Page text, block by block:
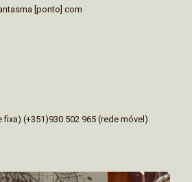
[ponto] com
fixa) (+351)930 502 965 (rede móvel)